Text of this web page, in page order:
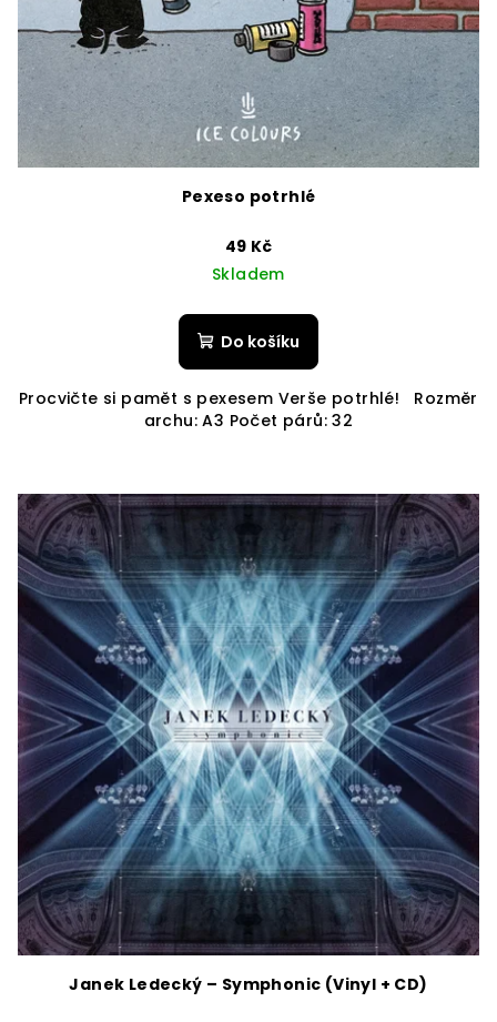
Pexeso potrhlé
49 Kč
Skladem
Do košíku
Procvičte si pamět s pexesem Verše potrhlé! Rozměr
archu: A3 Počet párů: 32
Janek Ledecký – Symphonic (Vinyl + CD)